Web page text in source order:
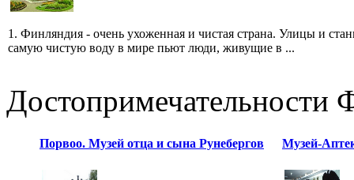
1. Финляндия - очень ухоженная и чистая страна. Улицы и
самую чистую воду в мире пьют люди, живущие в ...
Достопримечательности
Порвоо. Музей отца и сына Рунебергов Музей-